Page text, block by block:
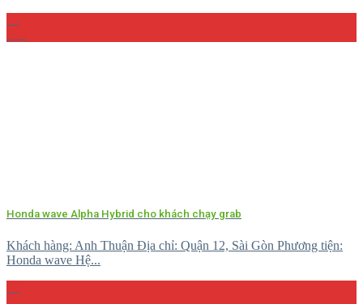
Honda wave Alpha Hybrid cho khách chạy grab
Khách hàng: Anh Thuận Địa chỉ: Quận 12, Sài Gòn Phương tiện:
Honda wave Hệ...